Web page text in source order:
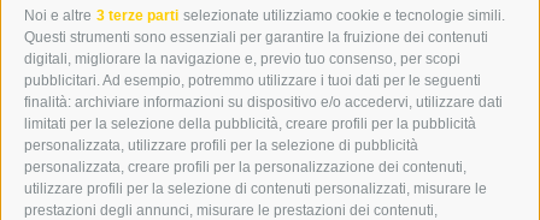
Noi e altre 3 terze parti selezionate utilizziamo cookie e tecnologie simili.
Questi strumenti sono essenziali per garantire la fruizione dei contenuti
digitali, migliorare la navigazione e, previo tuo consenso, per scopi
pubblicitari. Ad esempio, potremmo utilizzare i tuoi dati per le seguenti
finalità: archiviare informazioni su dispositivo e/o accedervi, utilizzare dati
limitati per la selezione della pubblicità, creare profili per la pubblicità
personalizzata, utilizzare profili per la selezione di pubblicità
personalizzata, creare profili per la personalizzazione dei contenuti,
utilizzare profili per la selezione di contenuti personalizzati, misurare le
prestazioni degli annunci, misurare le prestazioni dei contenuti,
I-39049 VIPITENO
TEL.: +39 0472 766876
GRAFIK@DERERKER.IT
INFO@DERERKER.IT
BARBARA.FONTANA@DERERKER.IT
ERKER